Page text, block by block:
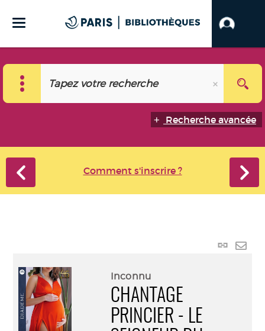
Recherche avancée
Comment s'inscrire ?
Lien
Inconnu
CHANTAGE
PRINCIER - LE